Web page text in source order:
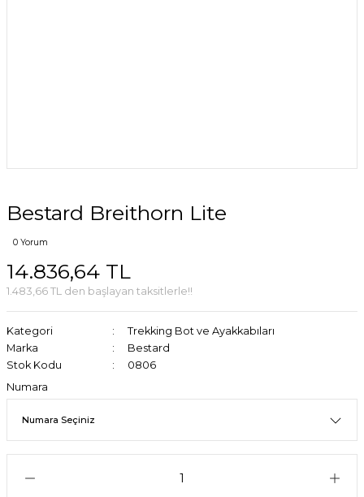
Bestard Breithorn Lite
0 Yorum
14.836,64 TL
1.483,66 TL den başlayan taksitlerle!!
Kategori
Trekking Bot ve Ayakkabıları
Marka
Bestard
Stok Kodu
0806
Numara